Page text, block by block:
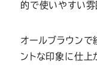
的で使いやすい雰
オールブラウンで
ントな印象に仕上